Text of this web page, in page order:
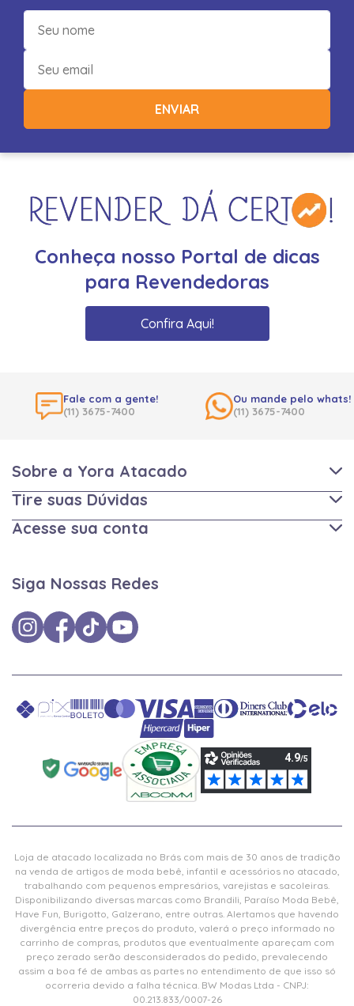
ENVIAR
Conheça nosso Portal de dicas
para Revendedoras
Confira Aqui!
Fale com a gente!
(11) 3675-7400
Ou mande pelo whats!
(11) 3675-7400
Sobre a Yora Atacado
Tire suas Dúvidas
Acesse sua conta
Siga Nossas Redes
Loja de atacado localizada no Brás com mais de 30 anos de tradição
na venda de artigos de moda bebê, infantil e acessórios no atacado,
trabalhando com pequenos empresários, varejistas e sacoleiras.
Disponibilizando diversas marcas como Brandili, Paraíso Moda Bebê,
Have Fun, Burigotto, Galzerano, entre outras. Alertamos que havendo
divergência entre preços do produto, valerá o preço informado no
carrinho de compras, produtos que eventualmente apareçam com
preço zerado serão desconsiderados do pedido, prevalecendo
assim a boa fé de ambas as partes no entendimento de que isso só
ocorreria devido a falha técnica. BW Modas Ltda - CNPJ:
00.213.833/0007-26